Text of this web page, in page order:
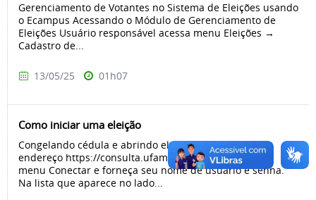
Gerenciamento de Votantes no Sistema de Eleições usando
o Ecampus Acessando o Módulo de Gerenciamento de
Eleições Usuário responsável acessa menu Eleições →
Cadastro de...
13/05/25 01h07
Como iniciar uma eleição
Congelando cédula e abrindo eleição Acesse o
endereço https://consulta.ufam.edu.br, clique no
menu Conectar e forneça seu nome de usuário e senha.
Na lista que aparece no lado...